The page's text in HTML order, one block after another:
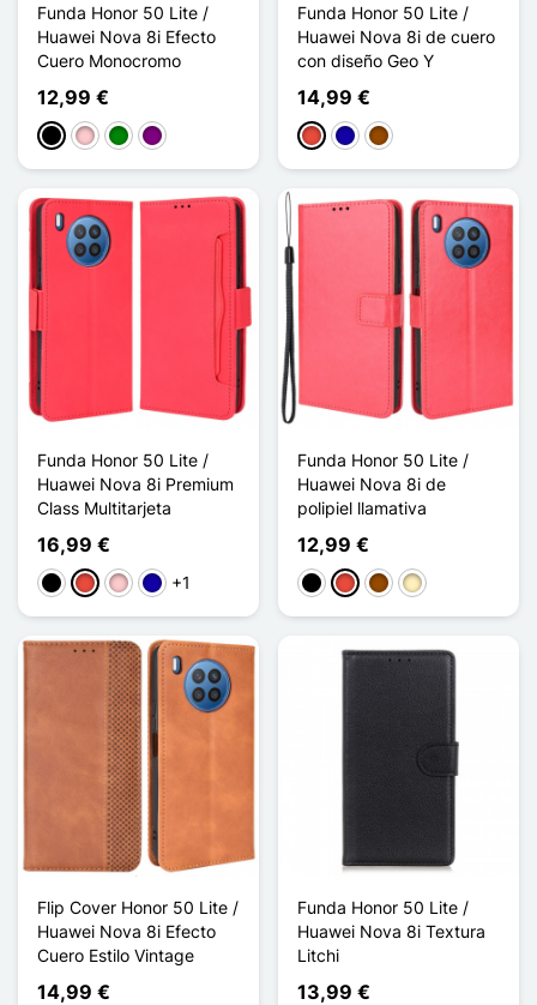
Funda Honor 50 Lite /
Huawei Nova 8i Efecto
Cuero Monocromo
12,99 €
NegroRosaVerdePúrpura
Funda Honor 50 Lite /
Huawei Nova 8i de cuero
con diseño Geo Y
14,99 €
RojoAzul oscuro
Marrón
Funda Honor 50 Lite /
Huawei Nova 8i Premium
Class Multitarjeta
16,99 €
NegroRojoRosaAzul oscuro
+1
Funda Honor 50 Lite /
Huawei Nova 8i de
polipiel llamativa
12,99 €
NegroRojoMarrón
Oro
Flip Cover Honor 50 Lite /
Huawei Nova 8i Efecto
Cuero Estilo Vintage
14,99 €
Funda Honor 50 Lite /
Huawei Nova 8i Textura
Litchi
13,99 €